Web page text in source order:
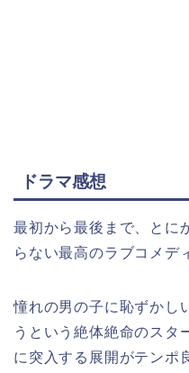
ドラマ感想
最初から最後まで、とに
らない最高のラブコメデ
憧れの男の子に恥ずかし
うという絶体絶命のスタ
に突入する展開がテンポ